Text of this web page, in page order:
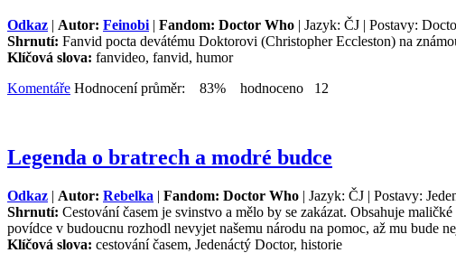
Odkaz | Autor: Feinobi | Fandom: Doctor Who | Jazyk: ČJ | Postavy:
Shrnutí: Fanvid pocta devátému Doktorovi (Christopher Eccleston) na
Klíčová slova: fanvideo, fanvid, humor
Komentáře Hodnocení průměr: 83% hodnoceno 12
Legenda o bratrech a modré budce
Odkaz | Autor: Rebelka | Fandom: Doctor Who | Jazyk: ČJ | Postavy:
Shrnutí: Cestování časem je svinstvo a mělo by se zakázat. Obsahuje
povídce v budoucnu rozhodl nevyjet našemu národu na pomoc, až mu bude
Klíčová slova: cestování časem, Jedenáctý Doctor, historie